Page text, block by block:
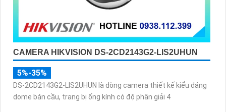
CAMERA HIKVISION DS-2CD2143G2-LIS2UHUN
5%-35%
DS-2CD2143G2-LIS2UHUN là dòng camera thiết kế kiểu dáng
dome bán cầu, trang bị ống kính có độ phân giải 4